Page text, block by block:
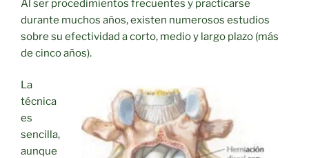
Al ser procedimientos frecuentes y practicarse
durante muchos años, existen numerosos estudios
sobre su efectividad a corto, medio y largo plazo (más
de cinco años).
La
técnica
es
sencilla,
aunque